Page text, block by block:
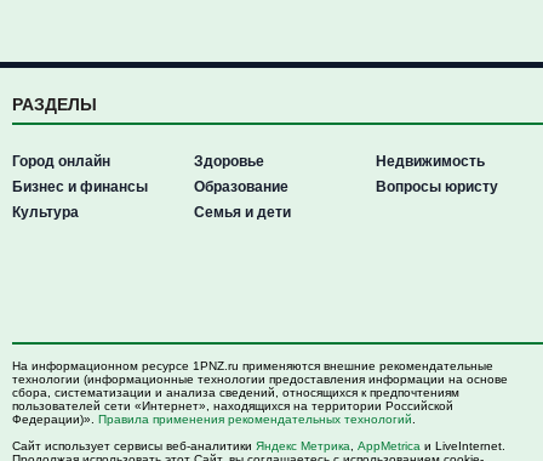
РАЗДЕЛЫ
Город онлайн
Бизнес и финансы
Культура
Здоровье
Образование
Семья и дети
Недвижимость
Вопросы юристу
На информационном ресурсе 1PNZ.ru применяются внешние рекомендательные
технологии (информационные технологии предоставления информации на основе
сбора, систематизации и анализа сведений, относящихся к предпочтениям
пользователей сети «Интернет», находящихся на территории Российской
Федерации)». Правила применения рекомендательных технологий
Сайт использует сервисы веб-аналитики Яндекс Метрика AppMetrica и LiveInternet.